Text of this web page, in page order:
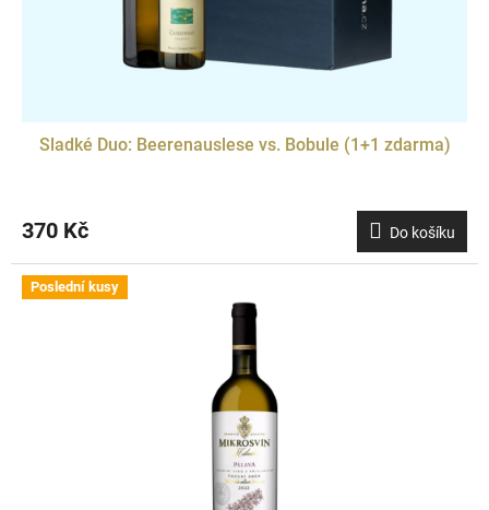
Sladké Duo: Beerenauslese vs. Bobule (1+1 zdarma)
370 Kč Do košíku
Poslední kusy